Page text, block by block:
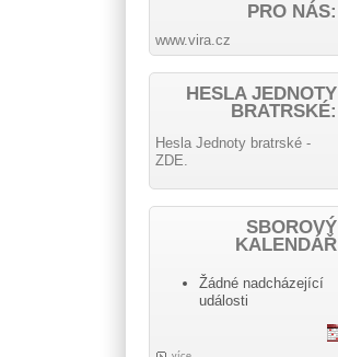
PRO NÁS:
www.vira.cz
HESLA JEDNOTY
BRATRSKÉ:
Hesla Jednoty bratrské -
ZDE.
SBOROVÝ
KALENDÁŘ
Žádné nadcházející
události